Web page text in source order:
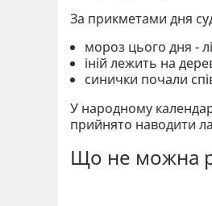
За прикметами дня
мороз цього дня -
іній лежить на
синички почали
У народному
прийнято наводити
Що не можна